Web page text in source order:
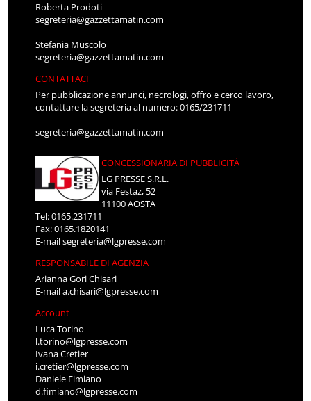
Roberta Prodoti
segreteria@gazzettamatin.com
Stefania Muscolo
segreteria@gazzettamatin.com
CONTATTACI
Per pubblicazione annunci, necrologi, offro e cerco lavoro,
contattare la segreteria al numero: 0165/231711
segreteria@gazzettamatin.com
CONCESSIONARIA DI PUBBLICITÀ
LG PRESSE S.R.L.
via Festaz, 52
11100 AOSTA
Tel: 0165.231711
Fax: 0165.1820141
E-mailsegreteria@lgpresse.com
RESPONSABILE DI AGENZIA
Arianna Gori Chisari
E-maila.chisari@lgpresse.com
Account
Luca Torino
l.torino@lgpresse.com
Ivana Cretier
i.cretier@lgpresse.com
Daniele Fimiano
d.fimiano@lgpresse.com